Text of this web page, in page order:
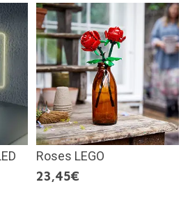
Roses LEGO
23,45€